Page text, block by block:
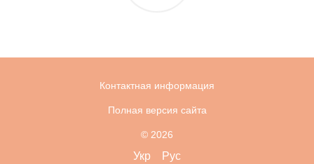
Контактная информация
Полная версия сайта
© 2026
Укр Рус